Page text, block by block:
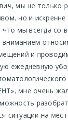
мы не только
но и искренне
мы всегда со
и
ежедневную
мне очень
ситуации на